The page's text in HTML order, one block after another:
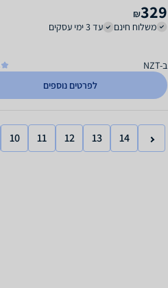
329
₪
משלוח חינם
עד 3 ימי עסקים
ב-NZT
לפרטים נוספים
10 11 12 13 14